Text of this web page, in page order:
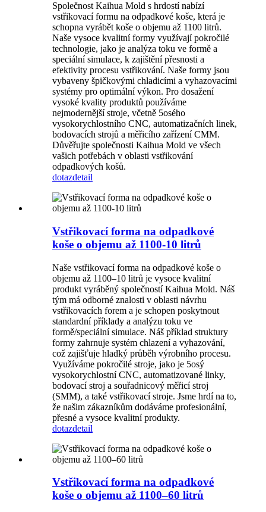
Společnost Kaihua Mold s hrdostí nabízí
vstřikovací formu na odpadkové koše, která je
schopna vyrábět koše o objemu až 1100 litrů.
Naše vysoce kvalitní formy využívají pokročilé
technologie, jako je analýza toku ve formě a
speciální simulace, k zajištění přesnosti a
efektivity procesu vstřikování. Naše formy jsou
vybaveny špičkovými chladicími a vyhazovacími
systémy pro optimální výkon. Pro dosažení
vysoké kvality produktů používáme
nejmodernější stroje, včetně 5osého
vysokorychlostního CNC, automatizačních linek,
bodovacích strojů a měřicího zařízení CMM.
Důvěřujte společnosti Kaihua Mold ve všech
vašich potřebách v oblasti vstřikování
odpadkových košů.
dotazdetail
Vstřikovací forma na odpadkové
koše o objemu až 1100-10 litrů
Naše vstřikovací forma na odpadkové koše o
objemu až 1100–10 litrů je vysoce kvalitní
produkt vyráběný společností Kaihua Mold. Náš
tým má odborné znalosti v oblasti návrhu
vstřikovacích forem a je schopen poskytnout
standardní příklady a analýzu toku ve
formě/speciální simulace. Náš příklad struktury
formy zahrnuje systém chlazení a vyhazování,
což zajišťuje hladký průběh výrobního procesu.
Využíváme pokročilé stroje, jako je 5osý
vysokorychlostní CNC, automatizované linky,
bodovací stroj a souřadnicový měřicí stroj
(SMM), a také vstřikovací stroje. Jsme hrdí na to,
že našim zákazníkům dodáváme profesionální,
přesné a vysoce kvalitní produkty.
dotazdetail
Vstřikovací forma na odpadkové
koše o objemu až 1100–60 litrů